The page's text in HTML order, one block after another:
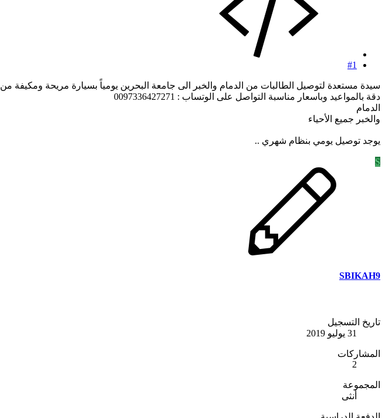
#1
سيدة مستعدة لتوصيل الطالبات من الدمام والخبر الى جامعة البحرين يومياً بسيارة مريحة ومكيفة من 8ص إلى 3 عصراً
دقة بالمواعيد وباسعار مناسبة التواصل على الوتساب : 0097336427271
الدمام
والخبر جميع الأحياء
يوجد توصيل يومي بنظام شهري ..
S
SBIKAH9
تاريخ التسجيل
31 يوليو 2019
المشاركات
2
المجموعة
أنثى